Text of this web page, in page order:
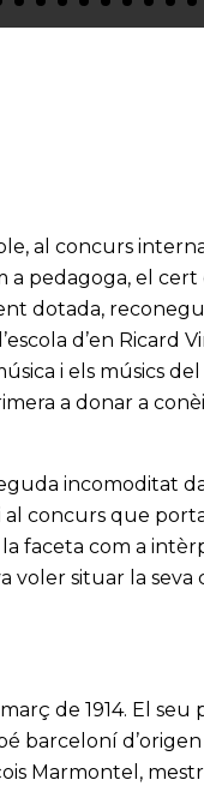
al concurs
a pedagoga, el cert
dotada,
d’en Ricard
i els músics del
a donar a
incomoditat
al concurs que
faceta com a
voler situar la
de 1914. El seu
barceloní
Marmontel,